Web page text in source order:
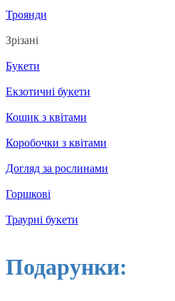
Троянди
Зрізані
Букети
Екзотичні букети
Кошик з квітами
Коробочки з квітами
Догляд за рослинами
Горшкові
Траурні букети
Подарунки: